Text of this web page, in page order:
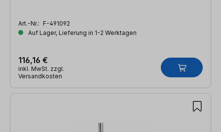
Art.-Nr.: F-491092
Auf Lager, Lieferung in 1-2 Werktagen
116,16 €
inkl. MwSt. zzgl.
Versandkosten